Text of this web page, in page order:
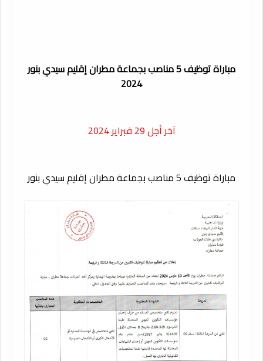
مباراة توظيف 5 مناصب بجماعة مطران إقليم سيدي بنور
2024
آخر أجل 29 فبراير 2024
مباراة توظيف 5 مناصب بجماعة مطران إقليم سيدي بنور